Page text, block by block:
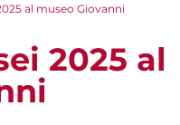
al museo Giovanni
2025 al